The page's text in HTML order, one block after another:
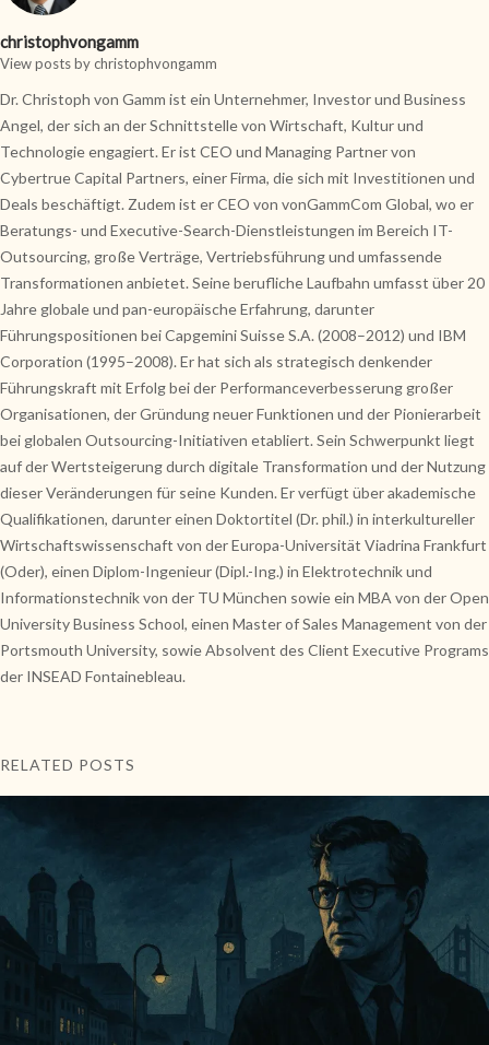
christophvongamm
View posts by christophvongamm
Dr. Christoph von Gamm ist ein Unternehmer, Investor und Business
Angel, der sich an der Schnittstelle von Wirtschaft, Kultur und
Technologie engagiert. Er ist CEO und Managing Partner von
Cybertrue Capital Partners, einer Firma, die sich mit Investitionen und
Deals beschäftigt. Zudem ist er CEO von vonGammCom Global, wo er
Beratungs- und Executive-Search-Dienstleistungen im Bereich IT-
Outsourcing, große Verträge, Vertriebsführung und umfassende
Transformationen anbietet. Seine berufliche Laufbahn umfasst über 20
Jahre globale und pan-europäische Erfahrung, darunter
Führungspositionen bei Capgemini Suisse S.A. (2008–2012) und IBM
Corporation (1995–2008). Er hat sich als strategisch denkender
Führungskraft mit Erfolg bei der Performanceverbesserung großer
Organisationen, der Gründung neuer Funktionen und der Pionierarbeit
bei globalen Outsourcing-Initiativen etabliert. Sein Schwerpunkt liegt
auf der Wertsteigerung durch digitale Transformation und der Nutzung
dieser Veränderungen für seine Kunden. Er verfügt über akademische
Qualifikationen, darunter einen Doktortitel (Dr. phil.) in interkultureller
Wirtschaftswissenschaft von der Europa-Universität Viadrina Frankfurt
(Oder), einen Diplom-Ingenieur (Dipl.-Ing.) in Elektrotechnik und
Informationstechnik von der TU München sowie ein MBA von der Open
University Business School, einen Master of Sales Management von der
Portsmouth University, sowie Absolvent des Client Executive Programs
der INSEAD Fontainebleau.
RELATED POSTS